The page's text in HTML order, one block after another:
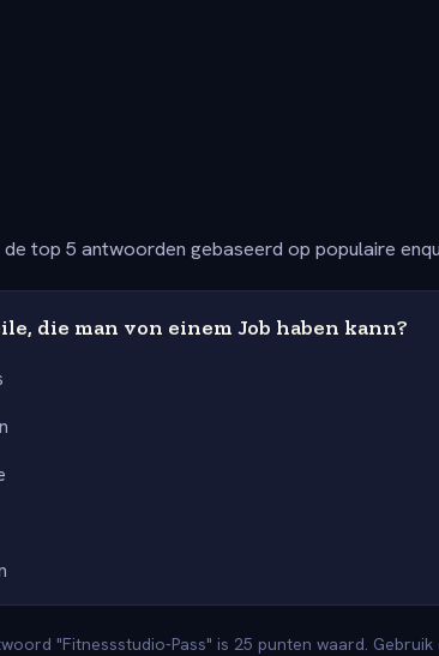
top 5 antwoorden gebaseerd op populaire
die man von einem Job haben kann?
"Fitnessstudio-Pass" is 25 punten waard. Gebruik